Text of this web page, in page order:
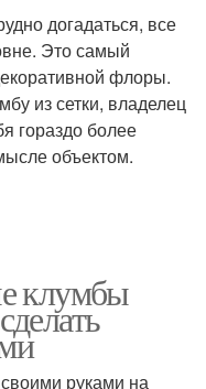
догадаться, все
Это самый
флоры.
из сетки, владелец
гораздо более
объектом.
клумбы
руками на